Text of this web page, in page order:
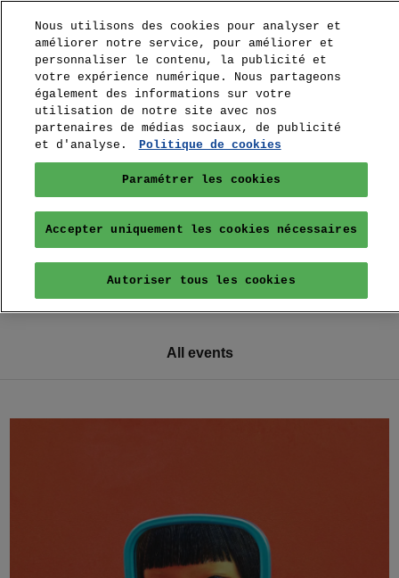
All events
Nous utilisons des cookies pour analyser et
améliorer notre service, pour améliorer et
personnaliser le contenu, la publicité et
votre expérience numérique. Nous partageons
également des informations sur votre
utilisation de notre site avec nos
partenaires de médias sociaux, de publicité
et d'analyse.
Politique de cookies
Paramétrer les cookies
Accepter uniquement les cookies nécessaires
Autoriser tous les cookies